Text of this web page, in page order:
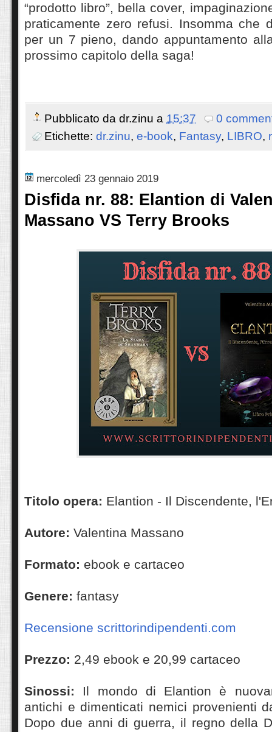
“prodotto libro”, bella cover,
praticamente zero refusi. Insomma che
per un 7 pieno, dando appuntamento
prossimo capitolo della saga!
Pubblicato da dr.zinu a 15:37
0
Etichette: dr.zinu, e-book, Fantasy, LIBRO,
mercoledì 23 gennaio 2019
Disfida nr. 88: Elantion di
Massano VS Terry Brooks
Titolo opera: Elantion - Il Discendente,
Autore: Valentina Massano
Formato: ebook e cartaceo
Genere: fantasy
Recensione scrittorindipendenti.com
Prezzo: 2,49 ebook e 20,99 cartaceo
Sinossi: Il mondo di Elantion è
antichi e dimenticati nemici provenienti
Dopo due anni di guerra, il regno della